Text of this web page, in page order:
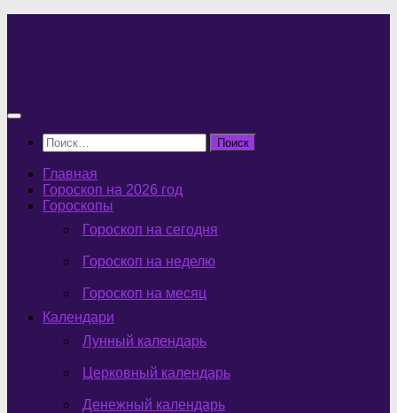
Найти:
Главная
Гороскоп на 2026 год
Гороскопы
Гороскоп на сегодня
Гороскоп на неделю
Гороскоп на месяц
Календари
Лунный календарь
Церковный календарь
Денежный календарь